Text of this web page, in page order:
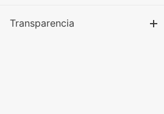
Transparencia